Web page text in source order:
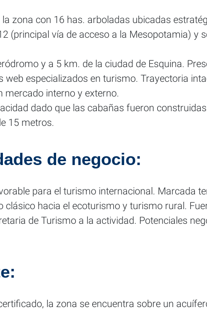
zona con 16 has. arboladas ubicadas
(principal vía de acceso a la Mesopotamia) y
y a 5 km. de la ciudad de Esquina.
web especializados en turismo. Trayectoria
mercado interno y externo.
dado que las cabañas fueron
15 metros.
de negocio:
para el turismo internacional. Marcada
clásico hacia el ecoturismo y turismo rural.
de Turismo a la actividad. Potenciales
la zona se encuentra sobre un